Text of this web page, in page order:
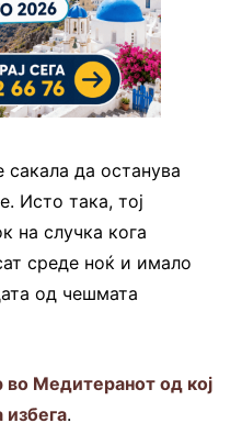
да останува
Исто така, тој
на случка кога
среде ноќ и имало
од чешмата
во Медитеранот од кој
избега.